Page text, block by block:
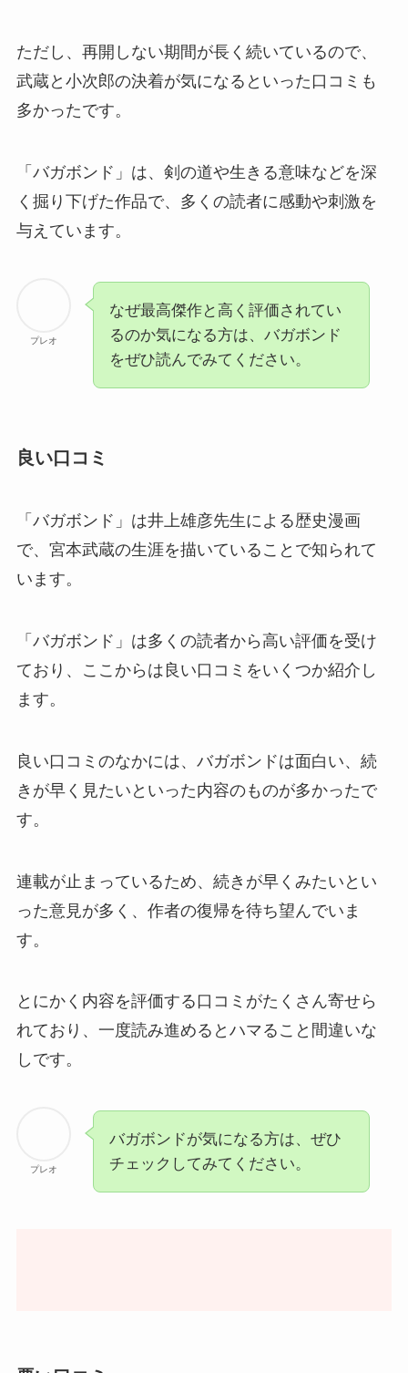
ただし、再開しない期間が長く続いているので、
武蔵と小次郎の決着が気になるといった口コミも
多かったです。
「バガボンド」は、剣の道や生きる意味などを深
く掘り下げた作品で、多くの読者に感動や刺激を
与えています。
プレオ
なぜ最高傑作と高く評価されてい
るのか気になる方は、バガボンド
をぜひ読んでみてください。
良い口コミ
「バガボンド」は井上雄彦先生による歴史漫画
で、宮本武蔵の生涯を描いていることで知られて
います。
「バガボンド」は多くの読者から高い評価を受け
ており、ここからは良い口コミをいくつか紹介し
ます。
良い口コミのなかには、 バガボンドは面白い、続
きが早く見たい といった内容のものが多かったで
す。
連載が止まっているため、続きが早くみたいとい
った意見が多く、作者の復帰を待ち望んでいま
す。
とにかく内容を評価する口コミがたくさん寄せら
れており、 一度読み進めるとハマること間違いな
し です。
プレオ
バガボンドが気になる方は、ぜひ
チェックしてみてください。